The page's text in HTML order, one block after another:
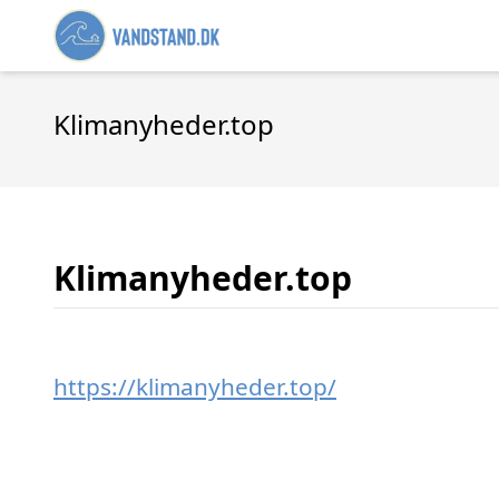
Klimanyheder.top
Klimanyheder.top
https://klimanyheder.top/